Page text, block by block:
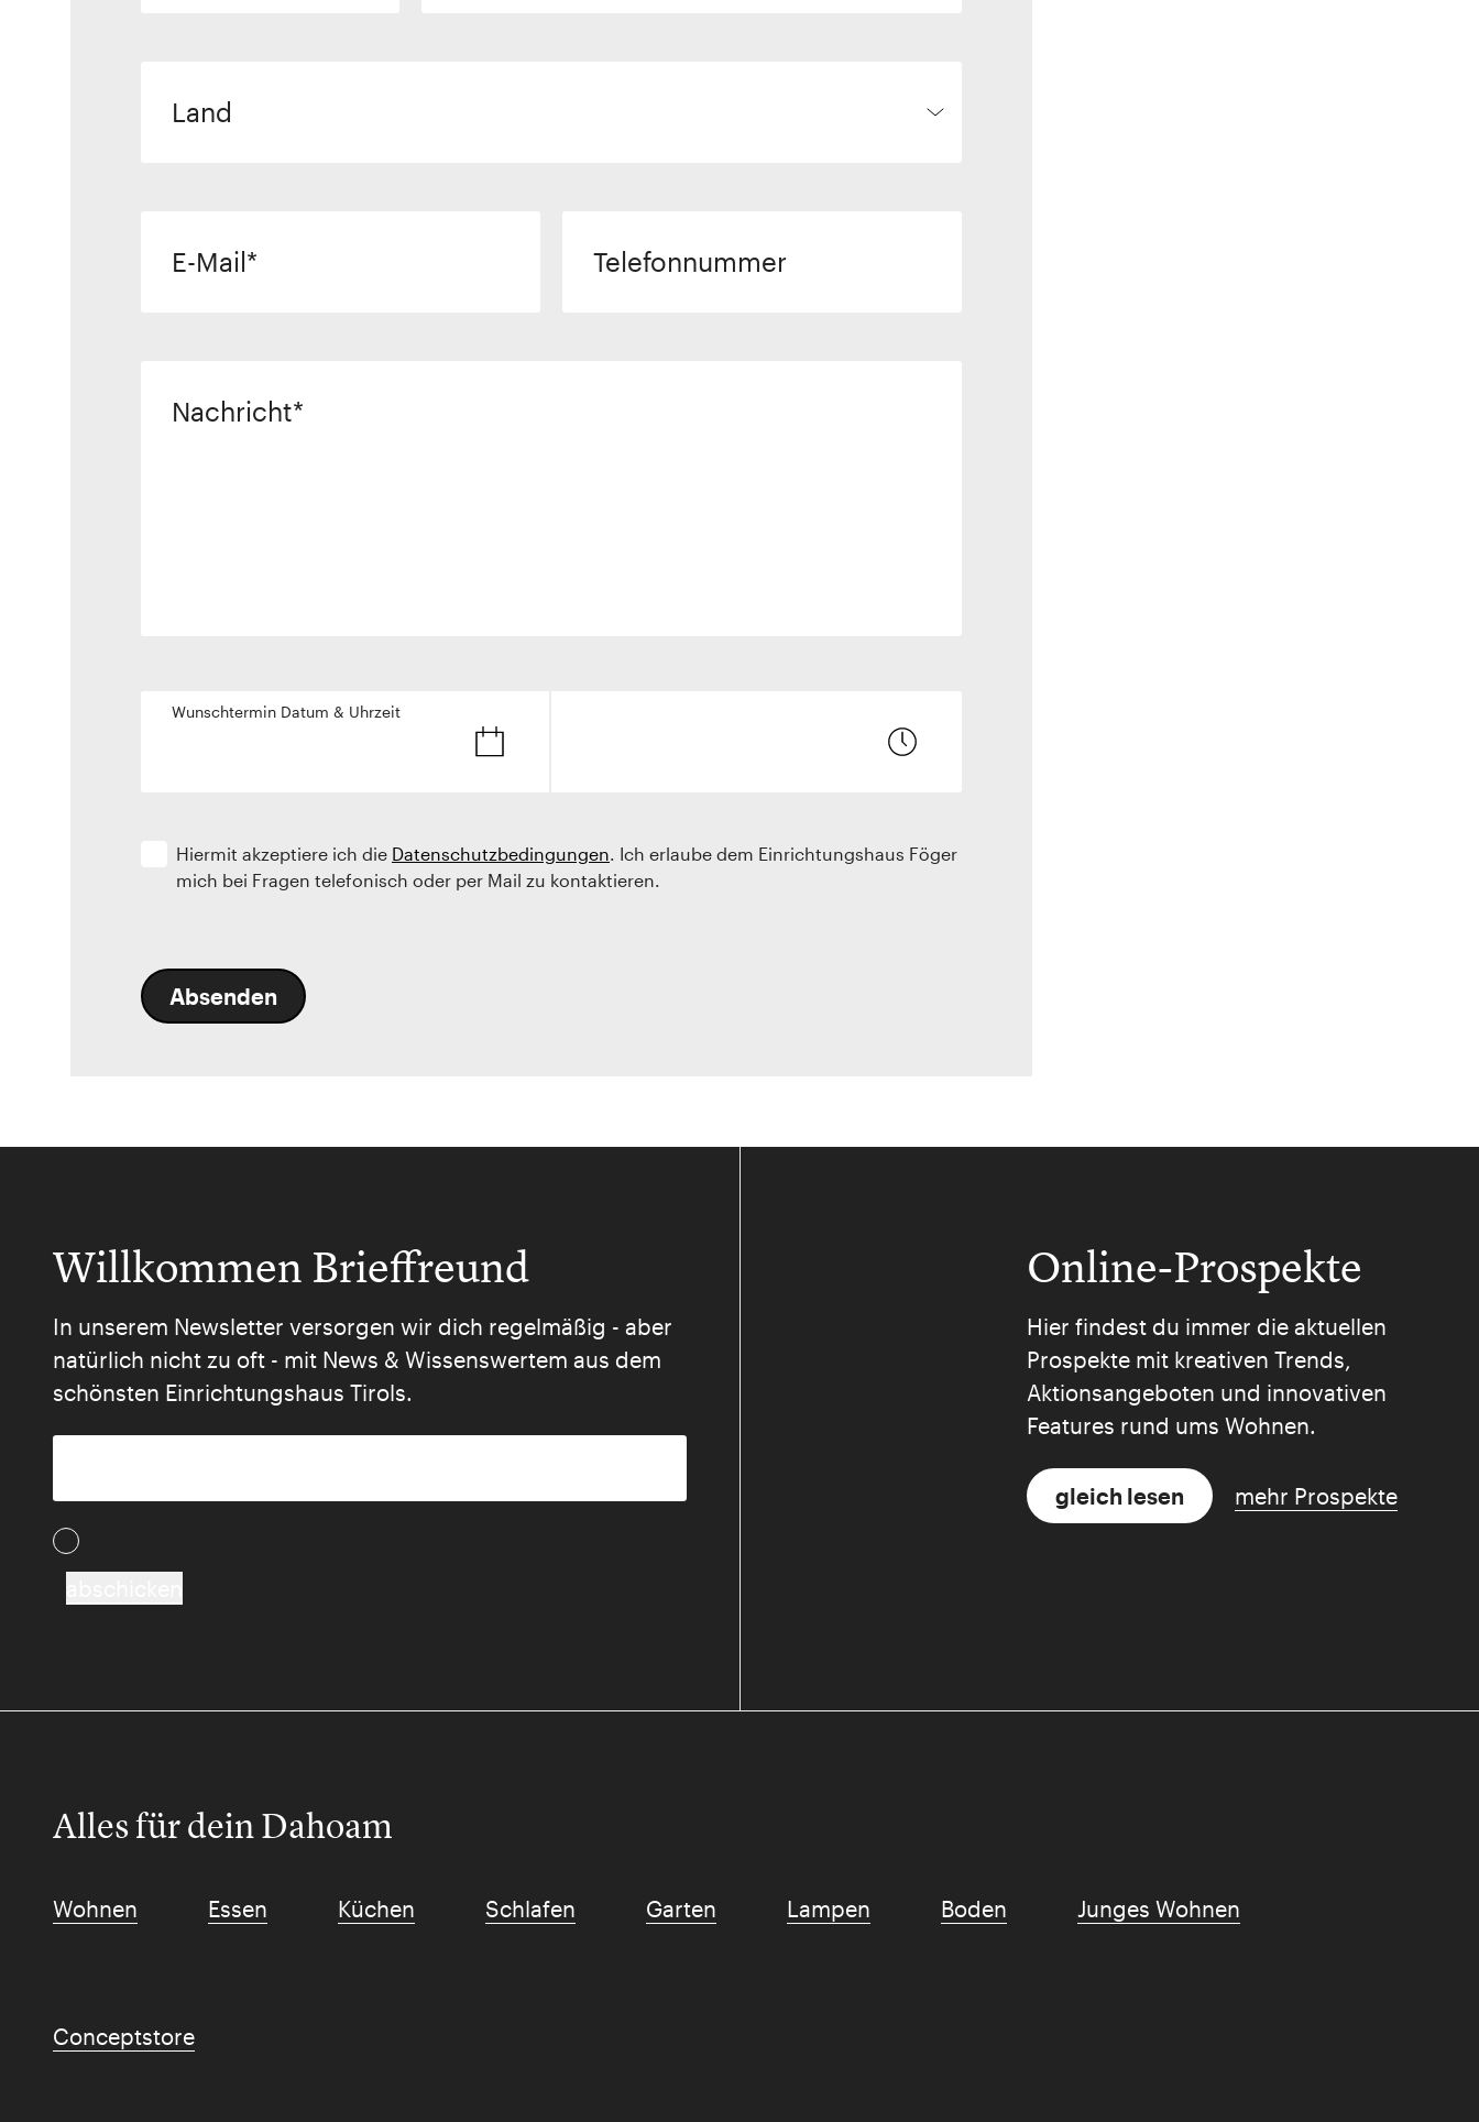
Land
E-Mail Telefonnummer
Nachricht
Wunschtermin Datum & Uhrzeit
Hiermit akzeptiere ich die Datenschutzbedingungen. Ich erlaube dem Einrichtungshaus Föger
mich bei Fragen telefonisch oder per Mail zu kontaktieren.
Absenden
Willkommen Brieffreund
In unserem Newsletter versorgen wir dich regelmäßig - aber
natürlich nicht zu oft - mit News & Wissenswertem aus dem
schönsten Einrichtungshaus Tirols.
Online-Prospekte
Hier findest du immer die aktuellen
Prospekte mit kreativen Trends,
Aktionsangeboten und innovativen
Features rund ums Wohnen.
gleich lesen mehr Prospekte
Alles für dein Dahoam
Wohnen Essen Küchen Schlafen Garten Lampen Boden Junges Wohnen
Conceptstore